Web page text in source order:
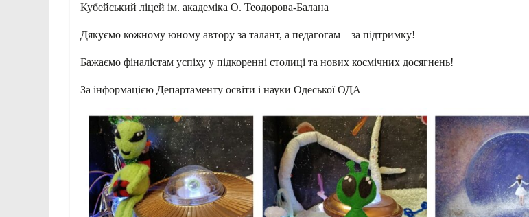
Кубейський ліцей ім. академіка О. Теодорова-Балана
Дякуємо кожному юному автору за талант, а педагогам – за підтримку!
Бажаємо фіналістам успіху у підкоренні столиці та нових космічних досягнень!
За інформацією Департаменту освіти і науки Одеської ОДА